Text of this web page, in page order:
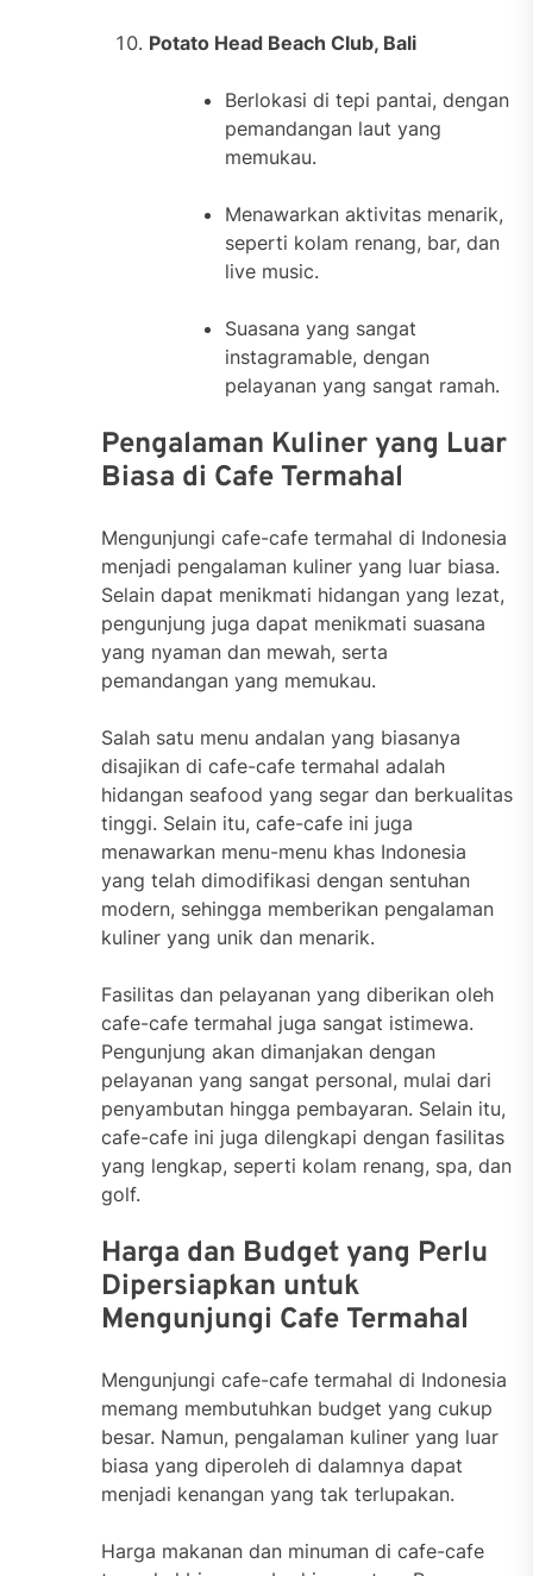
Potato Head Beach Club, Bali
Berlokasi di tepi pantai, dengan
pemandangan laut yang
memukau.
Menawarkan aktivitas menarik,
seperti kolam renang, bar, dan
live music.
Suasana yang sangat
instagramable, dengan
pelayanan yang sangat ramah.
Pengalaman Kuliner yang Luar
Biasa di Cafe Termahal
Mengunjungi cafe-cafe termahal di Indonesia
menjadi pengalaman kuliner yang luar biasa.
Selain dapat menikmati hidangan yang lezat,
pengunjung juga dapat menikmati suasana
yang nyaman dan mewah, serta
pemandangan yang memukau.
Salah satu menu andalan yang biasanya
disajikan di cafe-cafe termahal adalah
hidangan seafood yang segar dan berkualitas
tinggi. Selain itu, cafe-cafe ini juga
menawarkan menu-menu khas Indonesia
yang telah dimodifikasi dengan sentuhan
modern, sehingga memberikan pengalaman
kuliner yang unik dan menarik.
Fasilitas dan pelayanan yang diberikan oleh
cafe-cafe termahal juga sangat istimewa.
Pengunjung akan dimanjakan dengan
pelayanan yang sangat personal, mulai dari
penyambutan hingga pembayaran. Selain itu,
cafe-cafe ini juga dilengkapi dengan fasilitas
yang lengkap, seperti kolam renang, spa, dan
golf.
Harga dan Budget yang Perlu
Dipersiapkan untuk
Mengunjungi Cafe Termahal
Mengunjungi cafe-cafe termahal di Indonesia
memang membutuhkan budget yang cukup
besar. Namun, pengalaman kuliner yang luar
biasa yang diperoleh di dalamnya dapat
menjadi kenangan yang tak terlupakan.
Harga makanan dan minuman di cafe-cafe